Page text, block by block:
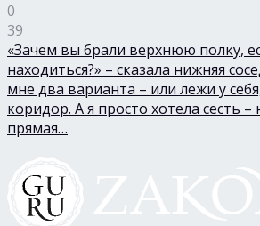
0
39
«Зачем вы брали верхнюю полку,
находиться?» – сказала нижняя
мне два варианта – или лежи у
коридор. А я просто хотела сесть –
прямая…